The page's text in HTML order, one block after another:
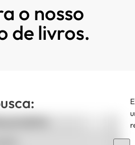
o nosso
de livros.
produto